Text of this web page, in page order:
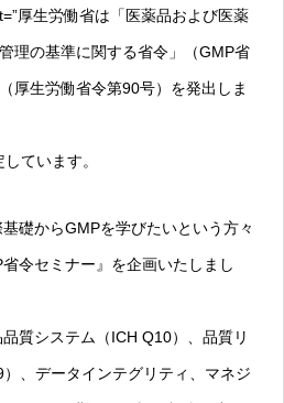
厚生労働省は「医薬品および医薬
理の基準に関する省令」（GMP省
厚生労働省令第90号）を発出しま
ています。
礎からGMPを学びたいという方々
令セミナー』を企画いたしまし
質システム（ICH Q10）、品質リ
、データインテグリティ、マネジ